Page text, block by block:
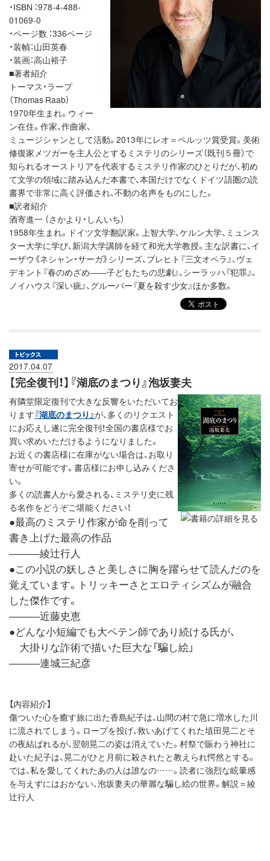
・ISBN ：978-4-488-
01069-0
・ページ数 ：336ページ
・装幀：山田英春
・装画：高山裕子
■著者紹介
トーマス・ラープ
（Thomas Raab）
1970年生まれ。ウィー
ン在住。作家、作曲家、
ミュージシャンとして活動。2013年にレオ＝ペルッツ賞受賞。美術
修復家メツガーを主人公とするミステリのシリーズ（既刊５冊）で
知られるオーストリアを代表するミステリ作家のひとりだが、初め
て文学の領域に踏み込んだ本書で、本国だけでなくドイツ語圏の読
書界で非常に高く評価され、不動の名声をものにした。
■訳者紹介
酒寄進一 （さかより・しんいち）
1958年生まれ。ドイツ文学翻訳家。上智大学、ケルン大学、ミュンス
ター大学に学び、新潟大学講師を経て和光大学教授。主な訳書に、イ
ーザウ《ネシャン・サーガ》シリーズ、ブレヒト『三文オペラ』、ヴェ
デキント『春のめざめ――子どもたちの悲劇』、シーラッハ『犯罪』、
ノイハウス『深い疵』、グルーバー『夏を殺す少女』ほか多数。
2017.04.07
【完全復刊！】『湖底のまつり』泡坂妻夫
有隣堂限定復刊で大きな反響をいただいてお
ります『湖底のまつり』が、多くのリクエスト
にお応えし遂に完全復刊！全国の書店様でお
買い求めいただけるようになりました。
お近くの書店様に在庫がない場合は、お取り
寄せが可能です。書店様にお申し込みくださ
い。
多くの読書人から愛される、ミステリ史に残
る名作をどうぞご堪能ください！
●最高のミステリ作家が命を削って
書き上げた最高の作品
―――綾辻行人
●この小説の妖しさと美しさに胸を躍らせて読んだのを
覚えています。トリッキーさとエロティシズムが融合
した傑作です。
―――近藤史恵
●どんな小短編でも大ペテン師であり続ける氏が、
大掛りな詐術で描いた巨大な「騙し絵」
―――連城三紀彦
【内容紹介】
傷ついた心を癒す旅に出た香島紀子は、山間の村で急に増水した川
に流されてしまう。ロープを投げ、救いあげてくれた埴田晃二とそ
の夜結ばれるが、翌朝晃二の姿は消えていた。村祭で賑わう神社に
赴いた紀子は、晃二がひと月前に殺されたと教えられ愕然とする。
では、私を愛してくれたあの人は誰なの……。読者に強烈な眩暈感
を与えずにはおかない、泡坂妻夫の華麗な騙し絵の世界。解説＝綾
辻行人